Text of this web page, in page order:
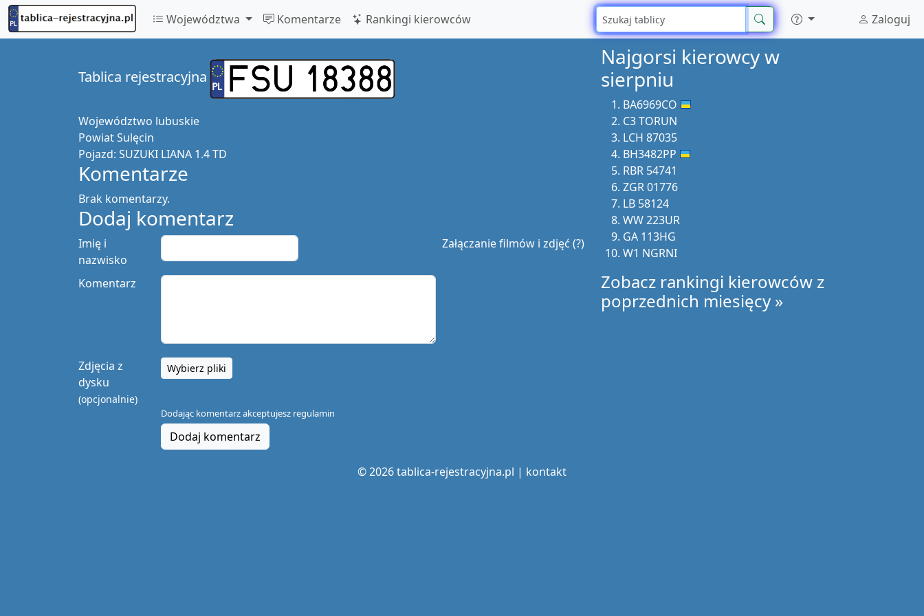
Województwa Komentarze Rankingi kierowców Zaloguj
Tablica rejestracyjna
Województwo lubuskie
PowiatSulęcin
Pojazd: SUZUKI LIANA 1.4 TD
Komentarze
Brak komentarzy.
Dodaj komentarz
Załączanie filmów i zdjęć (?)
Imię i
nazwisko
Komentarz
Zdjęcia z
dysku
(opcjonalnie)
Wybierz pliki
Dodając komentarz akceptujesz regulamin
Dodaj komentarz
Najgorsi kierowcy w
sierpniu
BA6969CO
C3 TORUN
LCH 87035
BH3482PP
RBR 54741
ZGR 01776
LB 58124
WW 223UR
GA 113HG
W1 NGRNI
Zobacz rankingi kierowców z
poprzednich miesięcy »
© 2026 tablica-rejestracyjna.pl | kontakt